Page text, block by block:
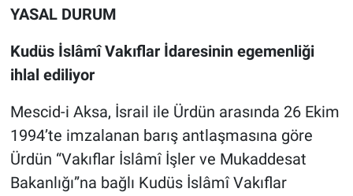
YASAL DURUM
Kudüs İslâmî Vakıflar İdaresinin egemenliği
ihlal ediliyor
Mescid-i Aksa, İsrail ile Ürdün arasında 26 Ekim
1994’te imzalanan barış antlaşmasına göre
Ürdün “Vakıflar İslâmî İşler ve Mukaddesat
Bakanlığı”na bağlı Kudüs İslâmî Vakıflar